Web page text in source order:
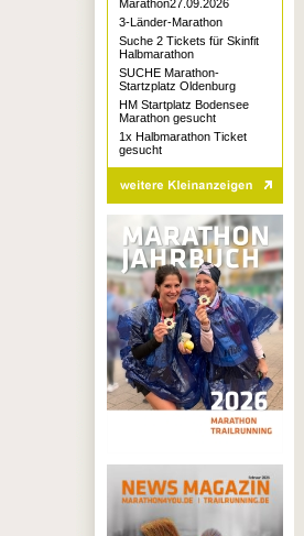
Marathon27.09.2026
3-Länder-Marathon
Suche 2 Tickets für Skinfit
Halbmarathon
SUCHE Marathon-
Startzplatz Oldenburg
HM Startplatz Bodensee
Marathon gesucht
1x Halbmarathon Ticket
gesucht